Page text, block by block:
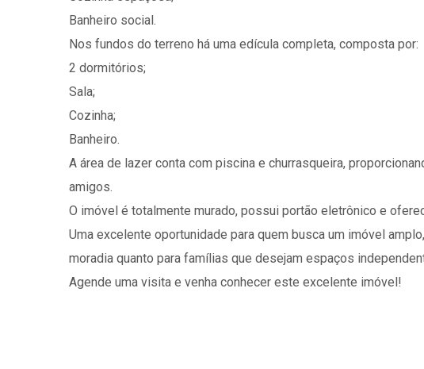
Banheiro social.
Nos fundos do terreno há uma edícula completa, composta por:
2 dormitórios;
Sala;
Cozinha;
Banheiro.
A área de lazer conta com piscina e churrasqueira,
amigos.
O imóvel é totalmente murado, possui portão eletrônico e
Uma excelente oportunidade para quem busca um imóvel
moradia quanto para famílias que desejam espaços
Agende uma visita e venha conhecer este excelente imóvel!